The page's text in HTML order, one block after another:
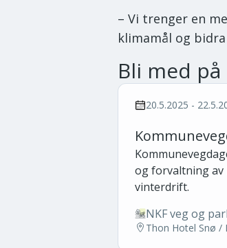
– Vi trenger en
klimamål og
Bli med
20.5.2025 -
og forvaltning av
vinterdrift.
NKF veg og
Thon Hotel Snø /